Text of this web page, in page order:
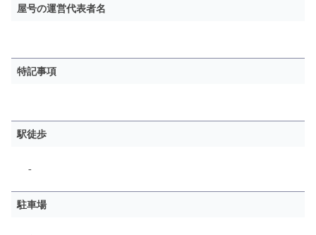
屋号の運営代表者名
特記事項
駅徒歩
-
駐車場